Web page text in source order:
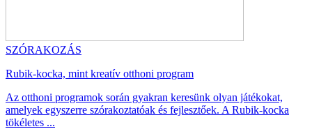
SZÓRAKOZÁS
Rubik-kocka, mint kreatív otthoni program
Az otthoni programok során gyakran keresünk olyan játékokat,
amelyek egyszerre szórakoztatóak és fejlesztőek. A Rubik-kocka
tökéletes ...